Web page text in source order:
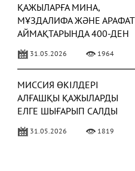
ҚАЖЫЛАРҒА МИНА,
МҰЗДАЛИФА ЖӘНЕ АРАФАТ
АЙМАҚТАРЫНДА 400-ДЕН
ЖҮРГІЗІЛДІ
31.05.2026 1964
МИССИЯ ӨКІЛДЕРІ
АЛҒАШҚЫ ҚАЖЫЛАРДЫ
ЕЛГЕ ШЫҒАРЫП САЛДЫ
31.05.2026 1819